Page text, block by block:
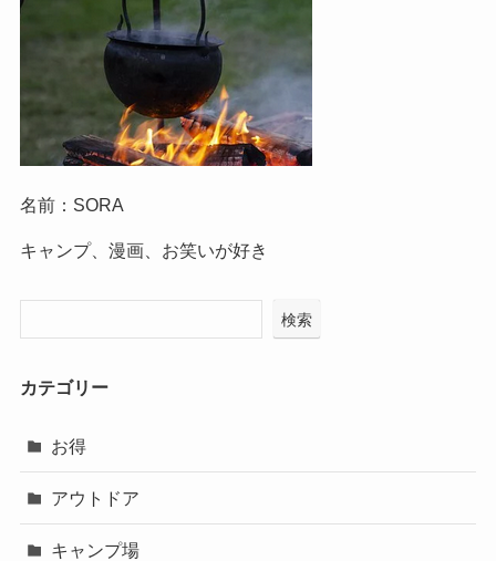
名前：SORA
キャンプ、漫画、お笑いが好き
検索
カテゴリー
お得
アウトドア
キャンプ場